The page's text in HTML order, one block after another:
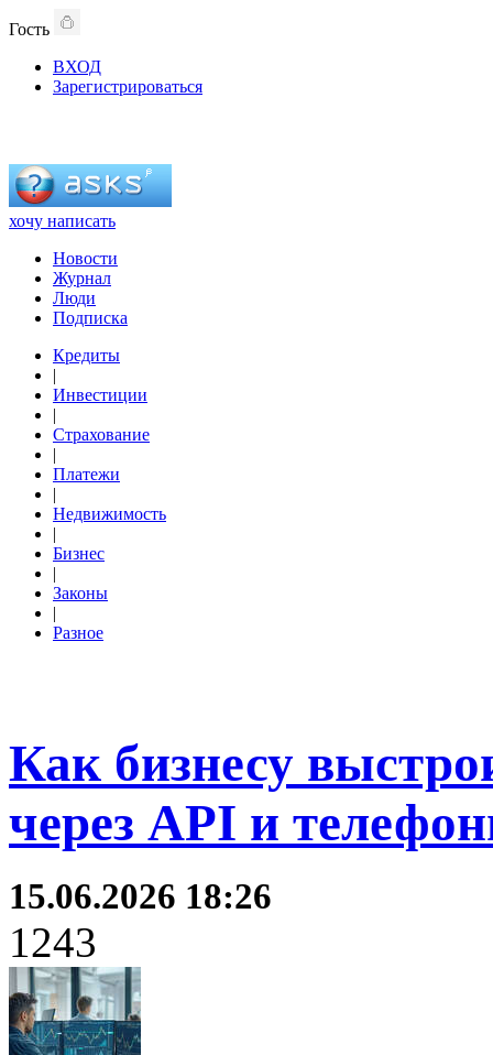
Гость
ВХОД
Зарегистрироваться
хочу написать
Новости
Журнал
Люди
Подписка
Кредиты
|
Инвестиции
|
Страхование
|
Платежи
|
Недвижимость
|
Бизнес
|
Законы
|
Разное
Как бизнесу
через API и
15.06.2026 18:26
1243